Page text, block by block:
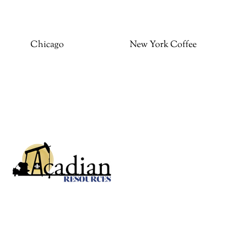
Chicago New York Coffee